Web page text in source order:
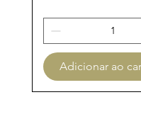
Adicionar ao